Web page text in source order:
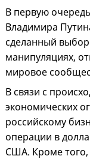
В первую
Владимира
сделанный
манипуляциях,
мировое
В связи с
экономических
российскому
операции в
США. Кроме того,